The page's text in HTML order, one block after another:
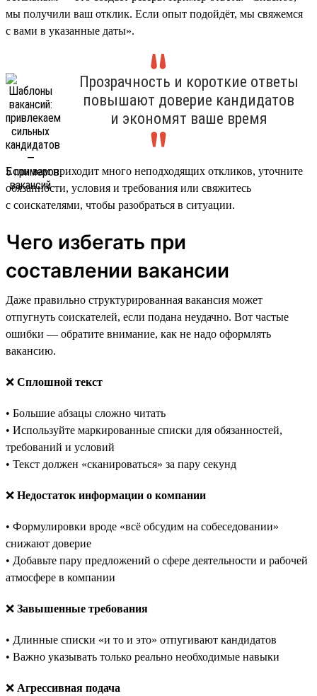
мы получили ваш отклик. Если опыт подойдёт, мы свяжемся
с вами в указанные даты».
Прозрачность и короткие ответы
повышают доверие кандидатов
и экономят ваше время
Если вам приходит много неподходящих откликов, уточните
обязанности, условия и требования или свяжитесь
с соискателями, чтобы разобраться в ситуации.
Чего избегать при
составлении вакансии
Даже правильно структурированная вакансия может
отпугнуть соискателей, если подана неудачно. Вот частые
ошибки — обратите внимание, как не надо оформлять
вакансию.
❌ Сплошной текст
• Большие абзацы сложно читать
• Используйте маркированные списки для обязанностей,
требований и условий
• Текст должен «сканироваться» за пару секунд
❌ Недостаток информации о компании
• Формулировки вроде «всё обсудим на собеседовании»
снижают доверие
• Добавьте пару предложений о сфере деятельности и рабочей
атмосфере в компании
❌ Завышенные требования
• Длинные списки «и то и это» отпугивают кандидатов
• Важно указывать только реально необходимые навыки
❌ Агрессивная подача